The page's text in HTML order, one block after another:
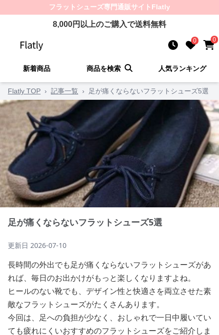
フラットシューズ専門通販サイト Flatly
8,000円以上のご購入で送料無料
0 0
新着商品 商品を検索 人気ランキング
Flatly TOP › 記事一覧 › 足が痛くならないフラットシューズ5選
足が痛くならないフラットシューズ5選
更新日 2026-07-10
長時間の外出でも足が痛くならないフラットシューズがあ
れば、毎日のお出かけがもっと楽しくなりますよね。
ヒールのない靴でも、デザイン性と快適さを両立させた素
敵なフラットシューズがたくさんあります。
今回は、足への負担が少なく、おしゃれで一日中履いてい
ても疲れにくいおすすめのフラットシューズをご紹介しま